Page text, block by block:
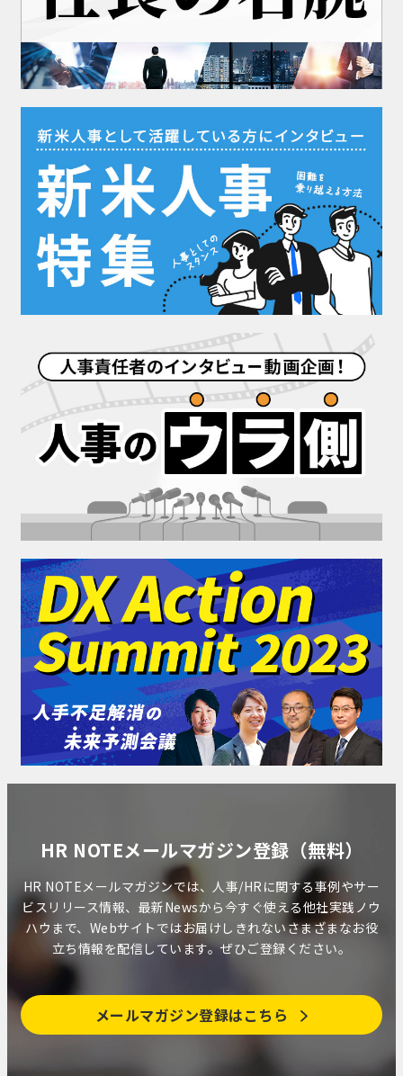
HR NOTEメールマガジン登録（無料）
HR NOTEメールマガジンでは、人事/HRに関する事例やサー
ビスリリース情報、最新Newsから今すぐ使える他社実践ノウ
ハウまで、Webサイトではお届けしきれないさまざまなお役
立ち情報を配信しています。ぜひご登録ください。
メールマガジン登録はこちら